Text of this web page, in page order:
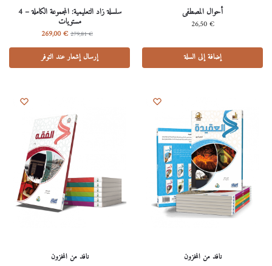
أحوال المصطفى
26,50€
إضافة إلى السلة
سلسلة زاد التعليمية: المجموعة الكاملة – 4
مستويات
279,81€
269,00€
إرسال إشعار عند التوفر
نافد من المخزون نافد من المخزون